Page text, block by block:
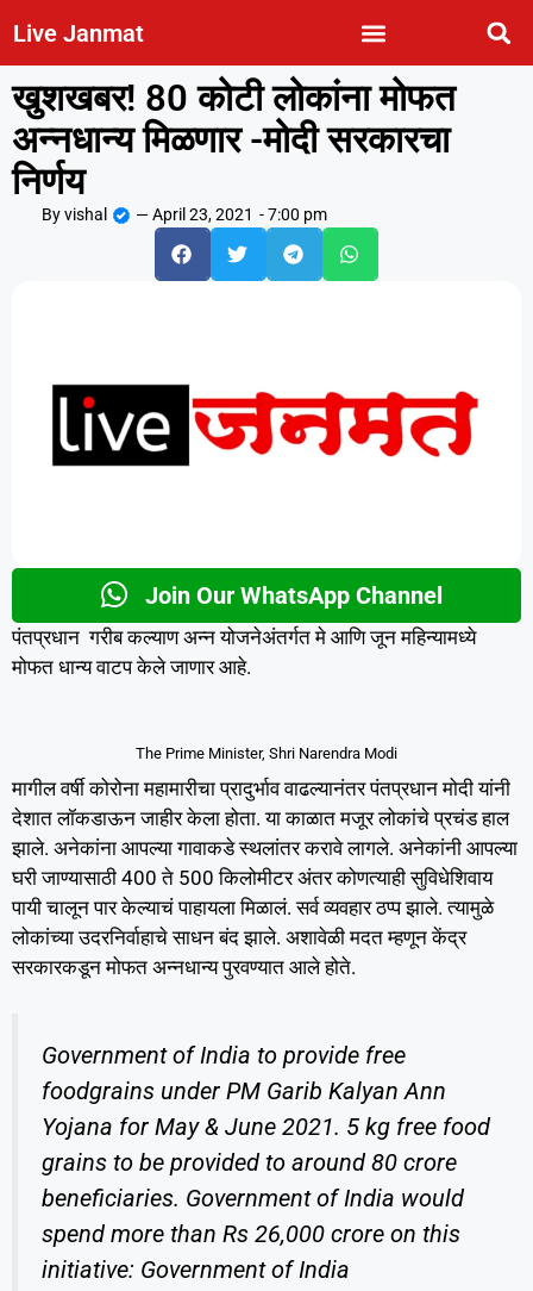
Live Janmat
खुशखबर! 80 कोटी लोकांना मोफत
अन्नधान्य मिळणार -मोदी सरकारचा
निर्णय
Byvishal —April 23, 2021 -7:00 pm
Join Our WhatsApp Channel
पंतप्रधान गरीब कल्याण अन्न योजनेअंतर्गत मे आणि जून महिन्यामध्ये
मोफत धान्य वाटप केले जाणार आहे.
The Prime Minister, Shri Narendra Modi
मागील वर्षी कोरोना महामारीचा प्रादुर्भाव वाढल्यानंतर पंतप्रधान मोदी यांनी
देशात लॉकडाऊन जाहीर केला होता. या काळात मजूर लोकांचे प्रचंड हाल
झाले. अनेकांना आपल्या गावाकडे स्थलांतर करावे लागले. अनेकांनी आपल्या
घरी जाण्यासाठी 400 ते 500 किलोमीटर अंतर कोणत्याही सुविधेशिवाय
पायी चालून पार केल्याचं पाहायला मिळालं. सर्व व्यवहार ठप्प झाले. त्यामुळे
लोकांच्या उदरनिर्वाहाचे साधन बंद झाले. अशावेळी मदत म्हणून केंद्र
सरकारकडून मोफत अन्नधान्य पुरवण्यात आले होते.
Government of India to provide free
foodgrains under PM Garib Kalyan Ann
Yojana for May & June 2021. 5 kg free food
grains to be provided to around 80 crore
beneficiaries. Government of India would
spend more than Rs 26,000 crore on this
initiative: Government of India